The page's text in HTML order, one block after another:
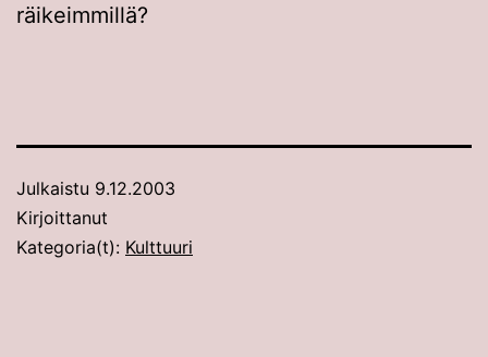
räikeimmillä?
Julkaistu 9.12.2003
Kirjoittanut
Kategoria(t): Kulttuuri